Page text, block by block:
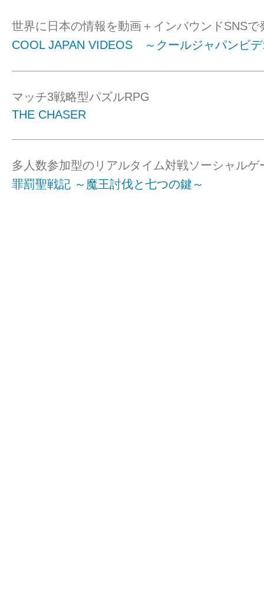
世界に日本の情報を動画＋インバウンドSNSで
COOL JAPAN VIDEOS ～クールジャパンビ
マッチ3戦略型パズルRPG
THE CHASER
多人数参加型のリアルタイム対戦ソーシャルゲ
罪罰聖戦記 ～魔王討伐と七つの鍵～